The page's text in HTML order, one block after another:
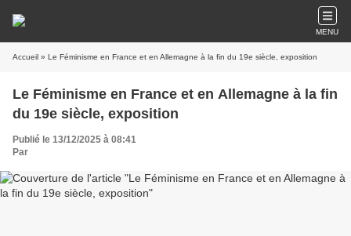
MENU
Accueil » Le Féminisme en France et en Allemagne à la fin du 19e siècle, exposition
Le Féminisme en France et en Allemagne à la fin
du 19e siècle, exposition
Publié le 13/12/2025 à 08:41
Par